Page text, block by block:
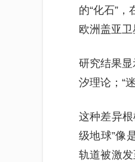
的“化石”
欧洲盖亚
研究结果
汐理论；“
这种差异
级地球”像
轨道被激